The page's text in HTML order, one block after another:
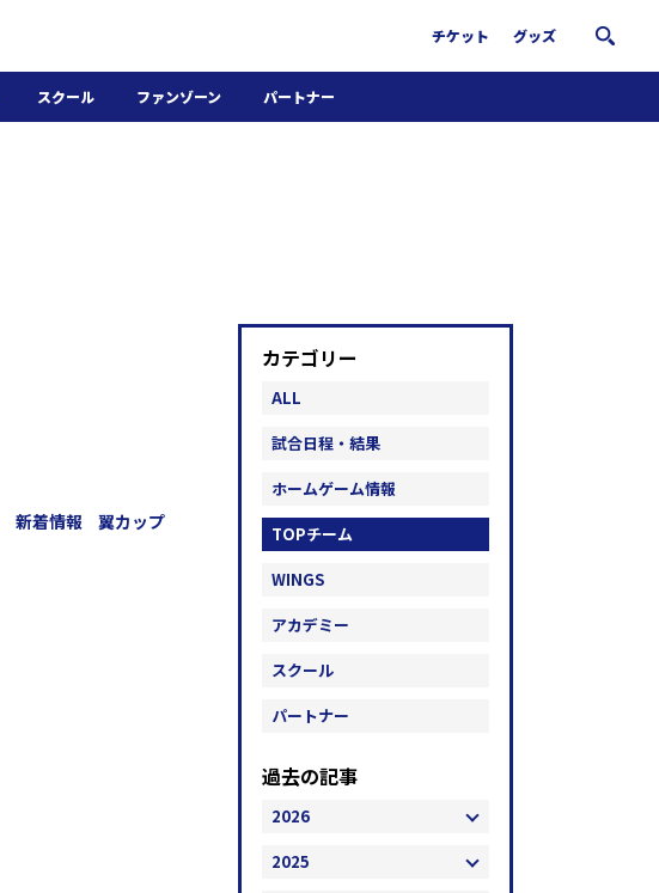
チケット グッズ
スクール ファンゾーン パートナー
新着情報 翼カップ
カテゴリー
ALL
試合日程・結果
ホームゲーム情報
TOPチーム
WINGS
アカデミー
スクール
パートナー
過去の記事
2026
2025